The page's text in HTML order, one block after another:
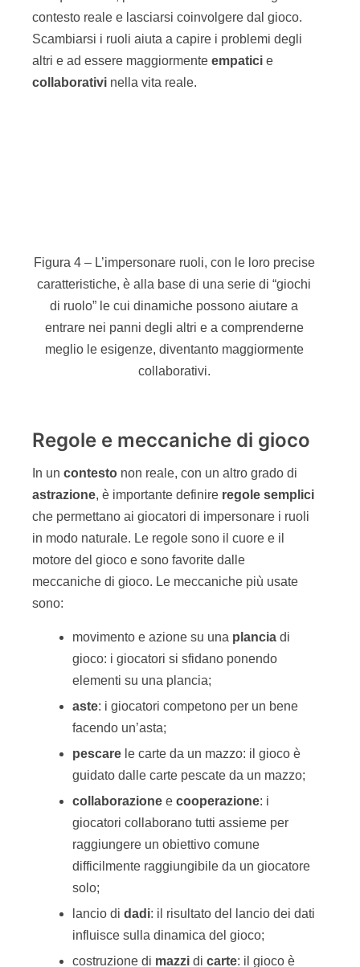
Regole e meccaniche di gioco
In un contestonon reale, con un altro grado di
astrazione, è importante definire
elementi su una plancia;
aste: i giocatori competono per un bene
facendo un’asta;
pescarele carte da un mazzo: il gioco è
guidato dalle carte pescate da un mazzo;
difficilmente raggiungibile da un giocatore
solo;
lancio didadi: il risultato del lancio dei dati
influisce sulla dinamica del gioco;
costruzione dimazzi dicarte: il gioco è
diviso in due fasi; nella prima fase sono
costruiti uno più mazzi di carte rispettando
mazzi sono usati dai partecipanti
all’interno del gioco.
costruzione: lo scopo del gioco è
costruire qualche cosa di fisico,
tipicamente edifici;
commercio
di beni: i giocatori si sfidano
commerciando beni in cambio di premi;
collezione
di oggetti: i giocatori si sfidano
collezionando il maggior numero di
oggetti;
uso dellamemoria: la memoria dei
giocatori è il fattore vincente in questi casi;
giochi di ruolo : ogni giocatore impersona
un ruolo secondo le regole del gioco.